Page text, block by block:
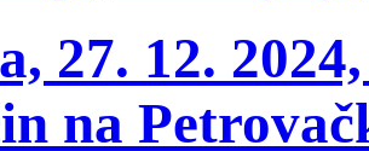
27. 12.
na